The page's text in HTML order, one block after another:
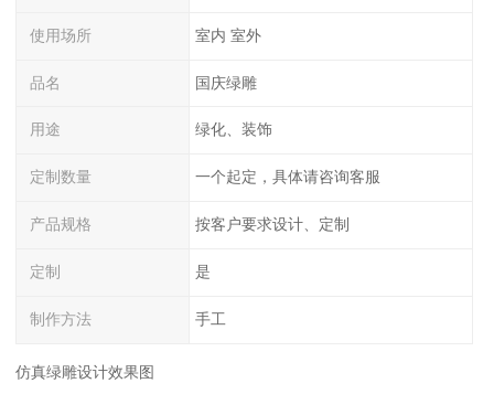
使用场所 室内 室外
品名 国庆绿雕
用途 绿化、装饰
定制数量 一个起定，具体请咨询客服
产品规格 按客户要求设计、定制
定制 是
制作方法 手工
仿真绿雕设计效果图